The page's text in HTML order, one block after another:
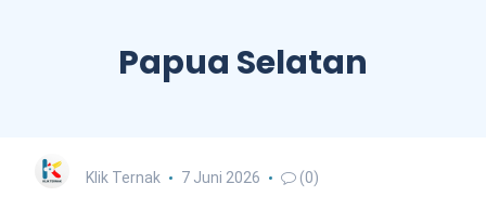
Papua Selatan
Klik Ternak 7 Juni 2026 (0)